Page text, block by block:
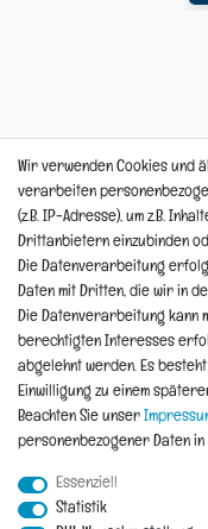
Hinweis
Wir verwenden Cookies und
verarbeiten
(z.B. IP-Adresse), um z.B.
Drittanbietern einzubinden
Die Datenverarbeitung
Daten mit Dritten, die wir in
Die Datenverarbeitung kann
berechtigten Interesses
abgelehnt werden. Es
Einwilligung zu einem
Beachten Sie unser
personenbezogener Daten
Essenziell
Statistik